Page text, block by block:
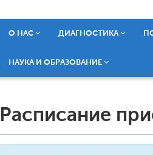
О НАС ДИАГНОСТИКА
НАУКА И ОБРАЗОВАНИЕ
Расписание